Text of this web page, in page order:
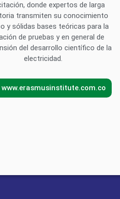
donde expertos de larga
transmiten su conocimiento
y sólidas bases teóricas para la
de pruebas y en general de
del desarrollo científico de la
electricidad.